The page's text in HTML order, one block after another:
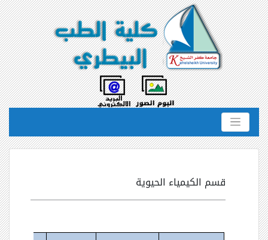
قسم الكيمياء الحيوية